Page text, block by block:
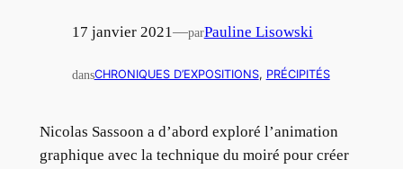
17 janvier 2021—parPauline Lisowski
dansCHRONIQUES D’EXPOSITIONS, PRÉCIPITÉS
Nicolas Sassoon a d’abord exploré l’animation
graphique avec la technique du moiré pour créer